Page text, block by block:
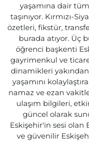
yaşamına dair
taşınıyor. Kırmızı-
özetleri, fikstür,
burada atıyor. Üç
öğrenci başkenti
gayrimenkul ve
dinamikleri
yaşamını
namaz ve ezan
ulaşım bilgileri,
güncel olarak
Eskişehir'in sesi olan
ve güvenilir